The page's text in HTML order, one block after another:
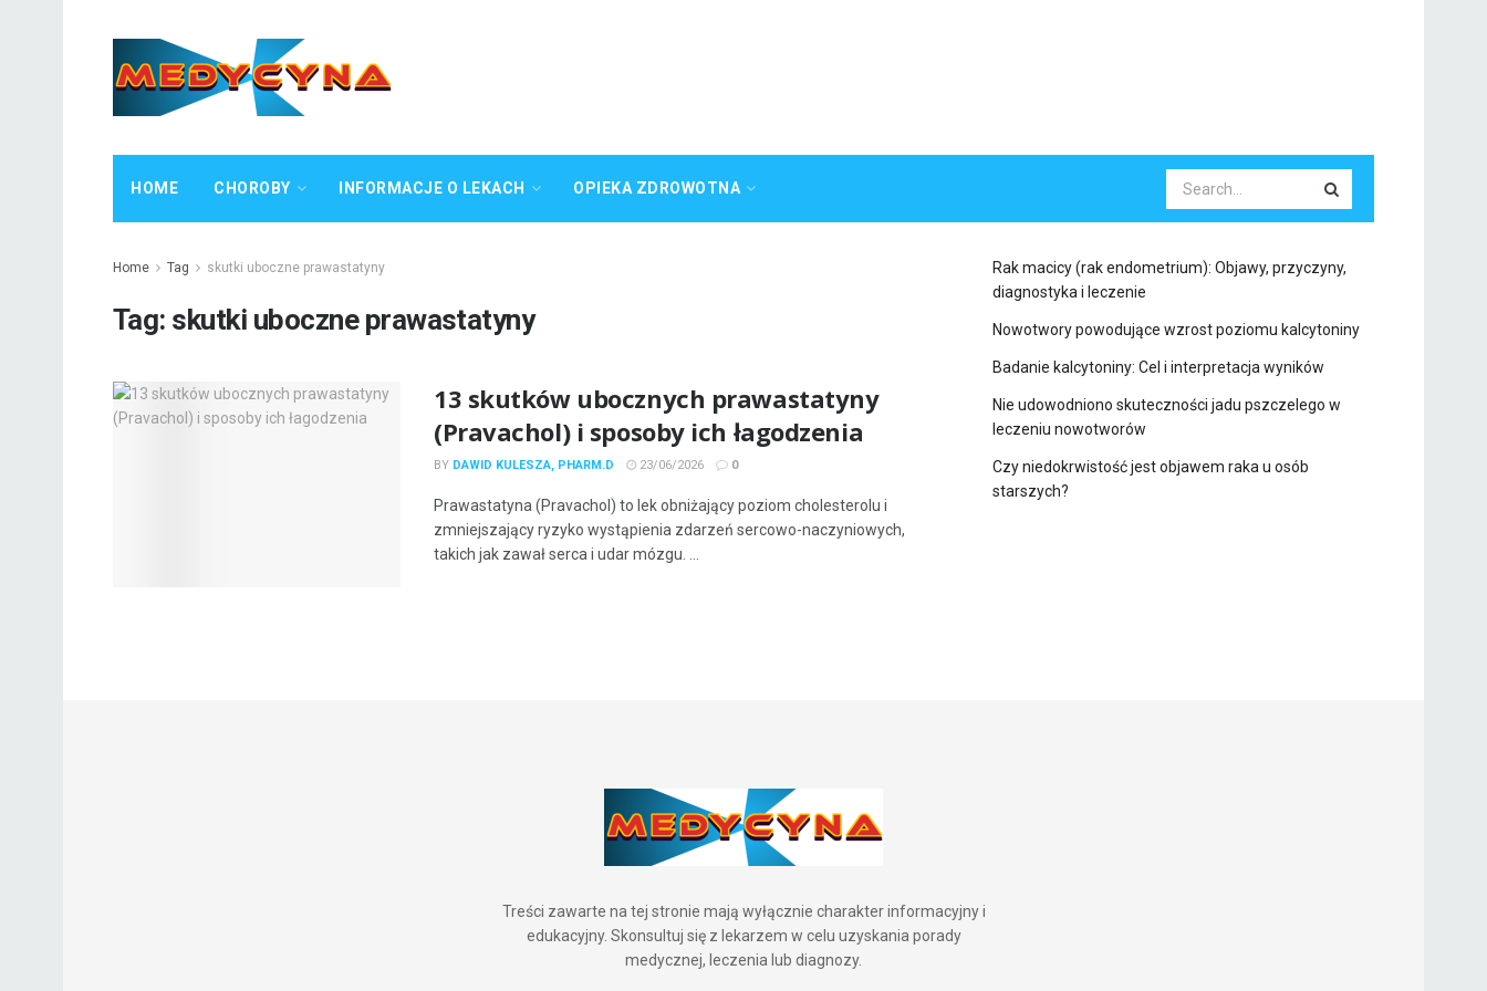
HOME CHOROBY INFORMACJE O LEKACH OPIEKA ZDROWOTNA
Home Tag skutki uboczne prawastatyny
Tag: skutki uboczne prawastatyny
13 skutków ubocznych prawastatyny
(Pravachol) i sposoby ich łagodzenia
BY DAWID KULESZA, PHARM.D 23/06/2026 0
Prawastatyna (Pravachol) to lek obniżający poziom cholesterolu i
zmniejszający ryzyko wystąpienia zdarzeń sercowo-naczyniowych,
takich jak zawał serca i udar mózgu. ...
Rak macicy (rak endometrium): Objawy, przyczyny,
diagnostyka i leczenie
Nowotwory powodujące wzrost poziomu kalcytoniny
Badanie kalcytoniny: Cel i interpretacja wyników
Nie udowodniono skuteczności jadu pszczelego w
leczeniu nowotworów
Czy niedokrwistość jest objawem raka u osób
starszych?
Treści zawarte na tej stronie mają wyłącznie charakter informacyjny i
edukacyjny. Skonsultuj się z lekarzem w celu uzyskania porady
medycznej, leczenia lub diagnozy.